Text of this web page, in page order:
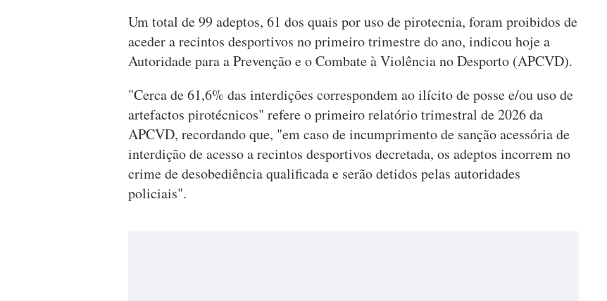
Um total de 99 adeptos, 61 dos quais por uso de pirotecnia, foram proibidos de
aceder a recintos desportivos no primeiro trimestre do ano, indicou hoje a
Autoridade para a Prevenção e o Combate à Violência no Desporto (APCVD).
"Cerca de 61,6% das interdições correspondem ao ilícito de posse e/ou uso de
artefactos pirotécnicos" refere o primeiro relatório trimestral de 2026 da
APCVD, recordando que, "em caso de incumprimento de sanção acessória de
interdição de acesso a recintos desportivos decretada, os adeptos incorrem no
crime de desobediência qualificada e serão detidos pelas autoridades
policiais".